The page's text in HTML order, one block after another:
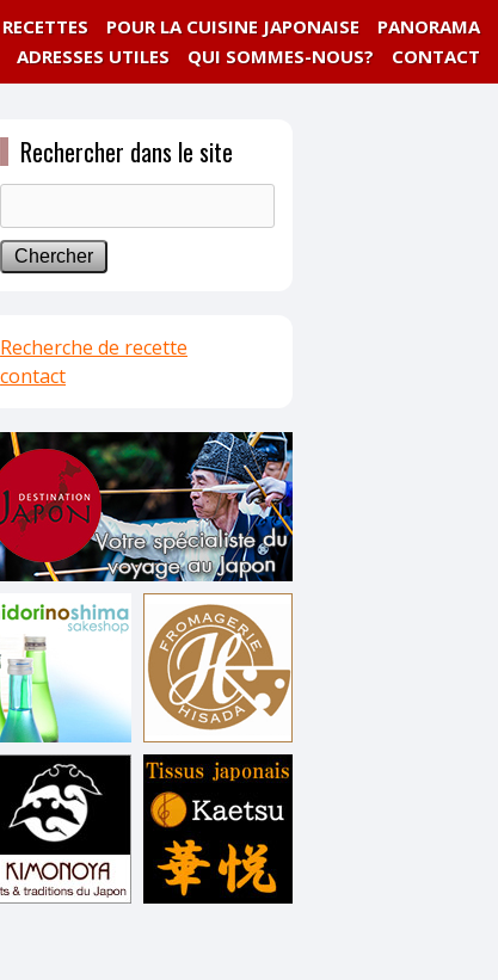
PANORAMA
POUR LA CUISINE JAPONAISE
RECETTES
CONTACT
QUI SOMMES-NOUS?
ADRESSES UTILES
Rechercher dans le site
Recherche de recette
contact